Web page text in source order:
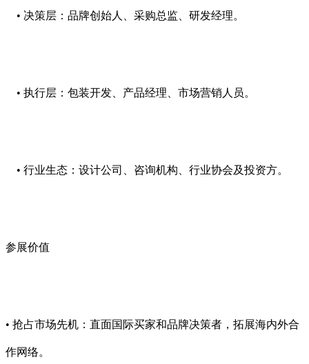
• 决策层：品牌创始人、采购总监、研发经理。
• 执行层：包装开发、产品经理、市场营销人员。
• 行业生态：设计公司、咨询机构、行业协会及投资方。
参展价值
• 抢占市场先机：直面国际买家和品牌决策者，拓展海内外合
作网络。